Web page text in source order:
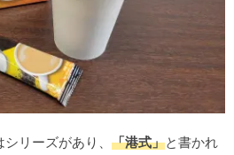
リーズがあり、 「港式」と書かれ